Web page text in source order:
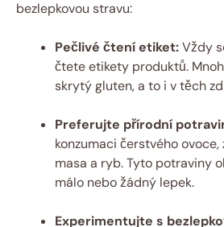
bezlepkovou stravu:
Pečlivé čtení etiket:Vždy
čtete etikety produktů.
skrytý gluten, a to i v těch
Preferujte přírodní
konzumaci čerstvého
masa a ryb. Tyto potraviny
málo nebo žádný lepek.
Experimentujte s